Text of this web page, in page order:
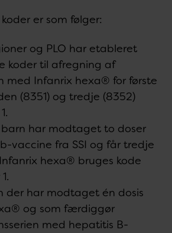
er som følger:
og PLO har etableret
koder til afregning af
med Infanrix hexa® for første
(8351) og tredje (8352)
har modtaget to doser
vaccine fra SSI og får tredje
hexa® bruges kode
der har modtaget én dosis
og som færdiggør
med hepatitis B-